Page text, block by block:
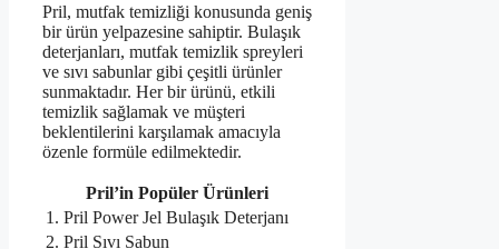
Pril, mutfak temizliği konusunda geniş
bir ürün yelpazesine sahiptir. Bulaşık
deterjanları, mutfak temizlik spreyleri
ve sıvı sabunlar gibi çeşitli ürünler
sunmaktadır. Her bir ürünü, etkili
temizlik sağlamak ve müşteri
beklentilerini karşılamak amacıyla
özenle formüle edilmektedir.
Pril’in Popüler Ürünleri
1. Pril Power Jel Bulaşık Deterjanı
2. Pril Sıvı Sabun